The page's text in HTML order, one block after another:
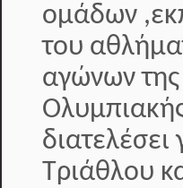
ομάδων
του
αγώνων
Τριάθλου